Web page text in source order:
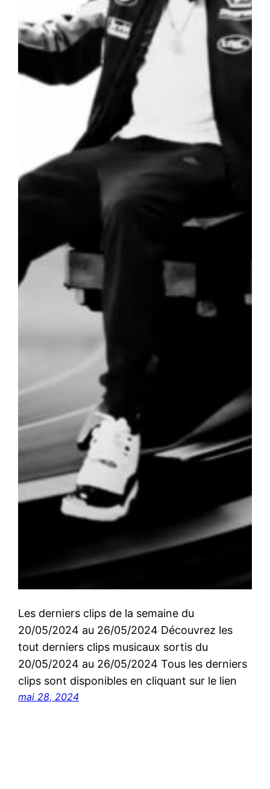
Les derniers clips de la semaine du
20/05/2024 au 26/05/2024 Découvrez les
tout derniers clips musicaux sortis du
20/05/2024 au 26/05/2024 Tous les derniers
clips sont disponibles en cliquant sur le lien
mai 28, 2024